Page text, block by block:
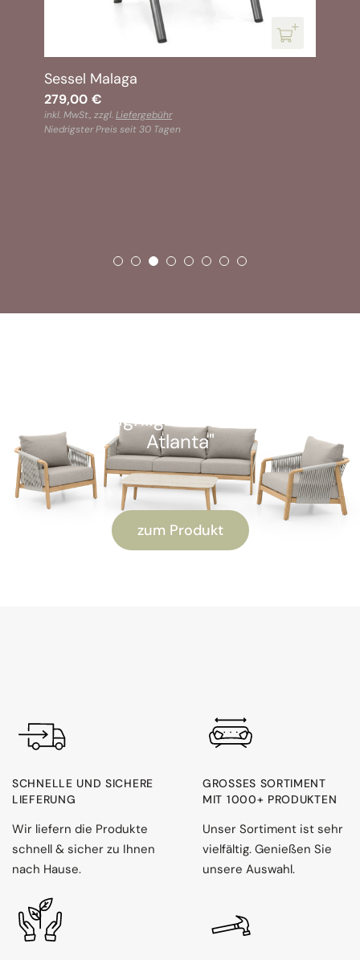
Sessel Malaga
279,00 €
inkl. MwSt., zzgl.Liefergebühr
Niedrigster Preis seit 30 Tagen
Kunden-Highlight: "Alu Lounge-Set
Atlanta"
zum Produkt
SCHNELLE UND SICHERE
LIEFERUNG
Wir liefern die Produkte
schnell & sicher zu Ihnen
nach Hause.
GROSSES SORTIMENT M
IT 1000+ PRODUKTEN
Unser Sortiment ist sehr
vielfältig. Genießen Sie
unsere Auswahl.